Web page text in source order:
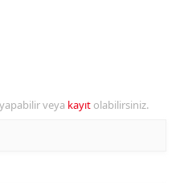
yapabilir veya kayıt olabilirsiniz.